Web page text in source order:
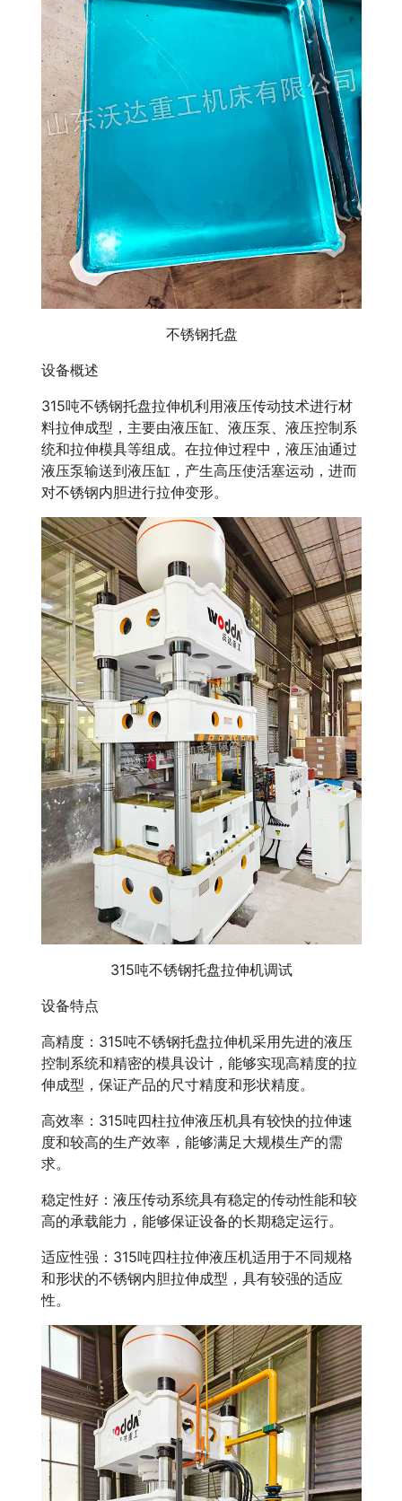
不锈钢托盘
设备概述
315吨不锈钢托盘拉伸机利用液压传动技术进行材
料拉伸成型，主要由液压缸、液压泵、液压控制系
统和拉伸模具等组成。在拉伸过程中，液压油通过
液压泵输送到液压缸，产生高压使活塞运动，进而
对不锈钢内胆进行拉伸变形。
315吨不锈钢托盘拉伸机调试
设备特点
高精度：315吨不锈钢托盘拉伸机采用先进的液压
控制系统和精密的模具设计，能够实现高精度的拉
伸成型，保证产品的尺寸精度和形状精度。
高效率：315吨四柱拉伸液压机具有较快的拉伸速
度和较高的生产效率，能够满足大规模生产的需
求。
稳定性好：液压传动系统具有稳定的传动性能和较
高的承载能力，能够保证设备的长期稳定运行。
适应性强：315吨四柱拉伸液压机适用于不同规格
和形状的不锈钢内胆拉伸成型，具有较强的适应
性。